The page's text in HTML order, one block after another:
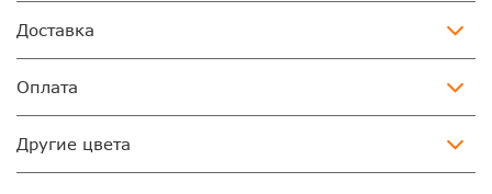
Доставка
Оплата
Другие цвета